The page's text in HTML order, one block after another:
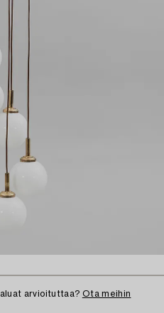
arvioituttaa? Ota meihin